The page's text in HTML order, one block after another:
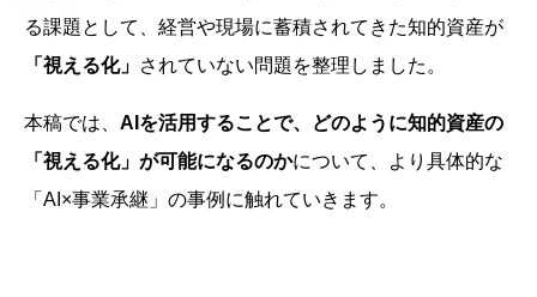
る課題として、経営や現場に蓄積されてきた知的資産が
「視える化」 されていない問題を整理しました。
本稿では、 AI を活用することで、どのように知的資産の
「視える化」が可能になるのかについて、より具体的な
「AI×事業承継」の事例に触れていきます。